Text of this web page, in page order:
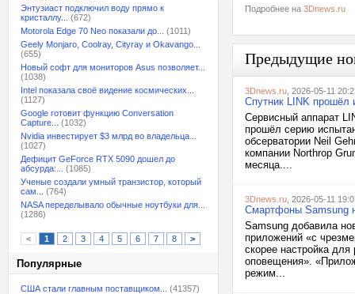
Энтузиаст подключил воду прямо к
кристаллу...
(672)
Motorola Edge 70 Neo показали до...
(1011)
Geely Monjaro, Coolray, Cityray и Okavango...
(655)
Новый софт для мониторов Asus позволяет...
(1038)
Intel показала своё видение космических...
(1127)
Google готовит функцию Conversation
Capture...
(1032)
Nvidia инвестирует $3 млрд во владельца...
(1027)
Дефицит GeForce RTX 5090 дошел до
абсурда:...
(1085)
Ученые создали умный транзистор, который
сам...
(764)
NASA переделывало обычные ноутбуки для...
(1286)
< 1 2 3 4 5 6 7 8 >
Популярные
США стали главным поставщиком...
(41357)
Подробнее на 3Dnews.ru
Предыдущие
3Dnews.ru , 2026-05-11
Спутник LINK прошёл
Сервисный аппарат
прошёл серию
обсерватории Neil
компании Northrop
месяца....
3Dnews.ru , 2026-05-11
Смартфоны Samsung
Samsung добавила
приложений «с
скорее настройка
оповещения».
режим...